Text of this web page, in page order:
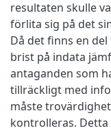
resultaten skulle
förlita sig på det
Då det finns en
brist på indata
antaganden som
tillräckligt med
måste
kontrolleras.